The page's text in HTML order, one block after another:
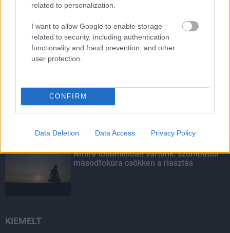
related to personalization.
I want to allow Google to enable storage
related to security, including authentication
functionality and fraud prevention, and other
user protection.
CONFIRM
Data Deletion Data Access Privacy Policy
Indul a diákok pénzügyi ismereteit
erősítő Pénz7 programsorozat
Budapest-Pécs, Budapest-Szolnok:
gyorsabb és biztonságosabb lett a vasút
Amire többmillióan vártunk: szombattól
másodfokúra csökken a riasztás
KIEMELT